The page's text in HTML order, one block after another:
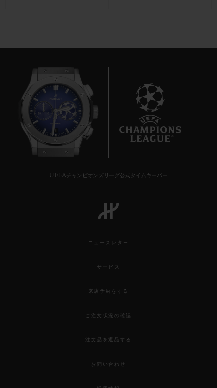
UEFAチャンピオンズリーグ公式タイムキーパー
ニュースレター
サービス
来店予約をする
ご注文状況の確認
注文品を返品する
お問い合わせ